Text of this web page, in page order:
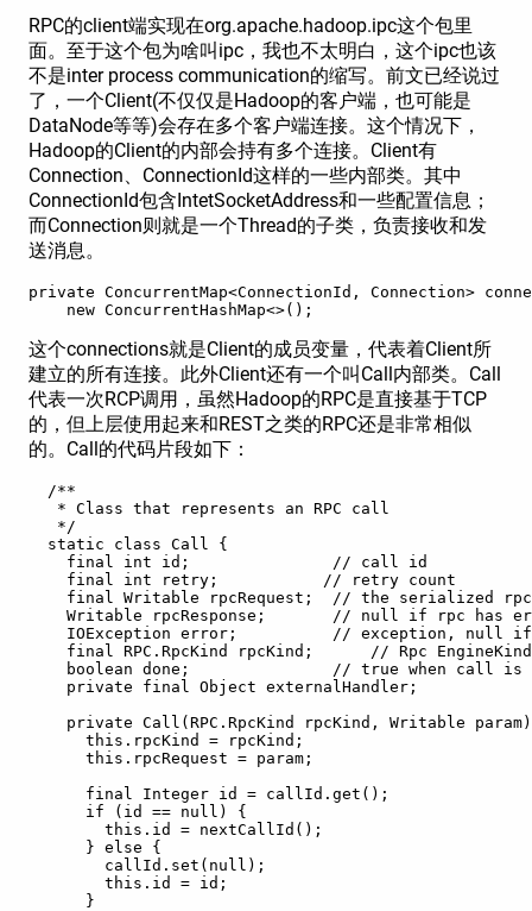
RPC的client端实现在org.apache.hadoop.ipc这个包里
面。至于这个包为啥叫ipc，我也不太明白，这个ipc也该
不是inter process communication的缩写。前文已经说过
了，一个Client(不仅仅是Hadoop的客户端，也可能是
DataNode等等)会存在多个客户端连接。这个情况下，
Hadoop的Client的内部会持有多个连接。Client有
Connection、ConnectionId这样的一些内部类。其中
ConnectionId包含IntetSocketAddress和一些配置信息；
而Connection则就是一个Thread的子类，负责接收和发
送消息。
private ConcurrentMap<ConnectionId, Connection>
    new ConcurrentHashMap<>();
这个connections就是Client的成员变量，代表着Client所
建立的所有连接。此外Client还有一个叫Call内部类。Call
代表一次RCP调用，虽然Hadoop的RPC是直接基于TCP
的，但上层使用起来和REST之类的RPC还是非常相似
的。Call的代码片段如下：
  /**
   * Class that represents an RPC call
   */
  static class Call {
    final int id;               // call id
    final int retry;           // retry count
final Writable rpcRequest;  // the serialized
Writable rpcResponse;       // null if rpc has
IOException error;          // exception, null
    final RPC.RpcKind rpcKind;      // Rpc EngineKind
boolean done;               // true when call is
    private final Object externalHandler;
private Call(RPC.RpcKind rpcKind, Writable
      this.rpcKind = rpcKind;
      this.rpcRequest = param;
      final Integer id = callId.get();
      if (id == null) {
        this.id = nextCallId();
      } else {
        callId.set(null);
        this.id = id;
      }